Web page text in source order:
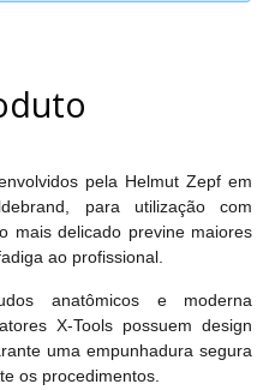
pela Helmut Zepf em
para utilização com
mais delicado previne maiores
ao profissional.
anatômicos e moderna
X-Tools possuem design
uma empunhadura segura
os procedimentos.